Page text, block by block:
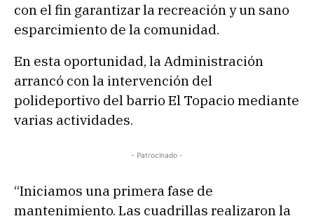
con el fin garantizar la recreación y un sano
esparcimiento de la comunidad.
En esta oportunidad, la Administración
arrancó con la intervención del
polideportivo del barrio El Topacio mediante
varias actividades.
- Patrocinado -
“Iniciamos una primera fase de
mantenimiento. Las cuadrillas realizaron la